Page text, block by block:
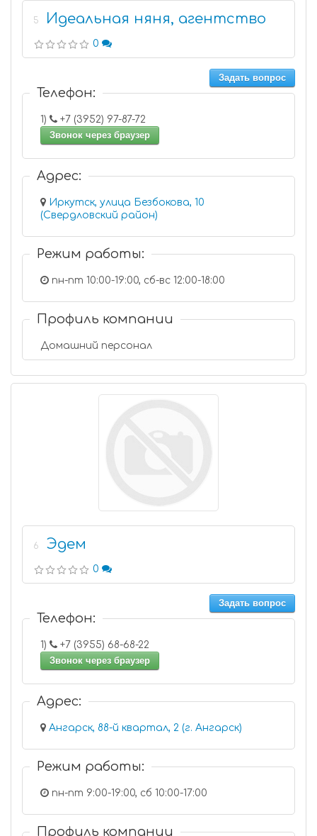
5 Идеальная няня, агентство
0
Задать вопрос
Телефон:
1)
+7 (3952) 97-87-72
Звонок через браузер
Адрес:
Иркутск, улица Безбокова, 10
(Свердловский район)
Режим работы:
пн-пт 10:00-19:00, сб-вс 12:00-18:00
Профиль компании
Домашний персонал
6 Эдем
0
Задать вопрос
Телефон:
1)
+7 (3955) 68-68-22
Звонок через браузер
Адрес:
Ангарск, 88-й квартал, 2 (г. Ангарск)
Режим работы:
пн-пт 9:00-19:00, сб 10:00-17:00
Профиль компании